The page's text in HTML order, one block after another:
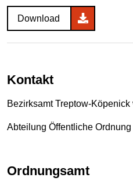
Download
Kontakt
Bezirksamt Treptow-Köpenick
Abteilung Öffentliche Ordnung
Ordnungsamt